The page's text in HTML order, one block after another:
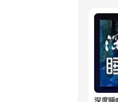
深度睡